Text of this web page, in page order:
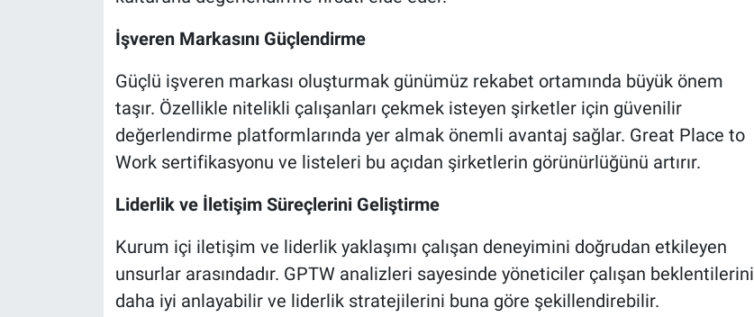
İşveren Markasını Güçlendirme
Güçlü işveren markası oluşturmak günümüz rekabet ortamında büyük önem
taşır. Özellikle nitelikli çalışanları çekmek isteyen şirketler için güvenilir
değerlendirme platformlarında yer almak önemli avantaj sağlar. Great Place to
Work sertifikasyonu ve listeleri bu açıdan şirketlerin görünürlüğünü artırır.
Liderlik ve İletişim Süreçlerini Geliştirme
Kurum içi iletişim ve liderlik yaklaşımı çalışan deneyimini doğrudan etkileyen
unsurlar arasındadır. GPTW analizleri sayesinde yöneticiler çalışan beklentilerini
daha iyi anlayabilir ve liderlik stratejilerini buna göre şekillendirebilir.